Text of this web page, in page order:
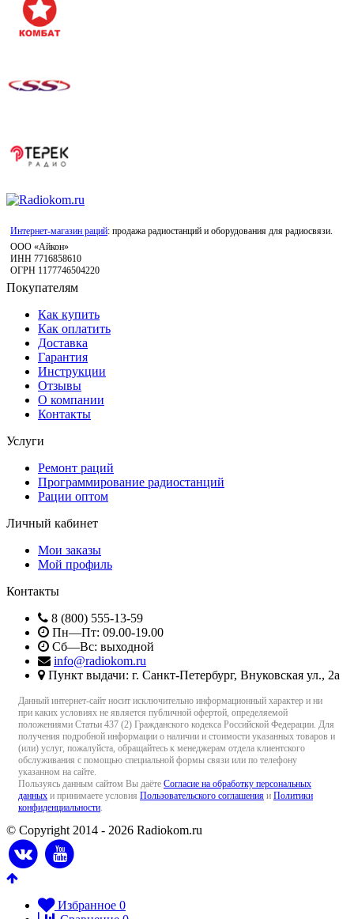
Интернет-магазин раций: продажа радиостанций и оборудования для радиосвязи.
ООО «Айкон»
ИНН 7716858610
ОГРН 1177746504220
Покупателям
Как купить
Как оплатить
Доставка
Гарантия
Инструкции
Отзывы
О компании
Контакты
Услуги
Ремонт раций
Программирование радиостанций
Рации оптом
Личный кабинет
Мои заказы
Мой профиль
Контакты
8 (800) 555-13-59
Пн—Пт: 09.00-19.00
Сб—Вс: выходной
info@radiokom.ru
Пункт выдачи: г. Санкт-Петербург, Внуковская ул., 2а
Данный интернет-сайт носит исключительно информационный характер и ни
при каких условиях не является публичной офертой, определяемой
положениями Статьи 437 (2) Гражданского кодекса Российской Федерации. Для
получения подробной информации о наличии и стоимости указанных товаров и
(или) услуг, пожалуйста, обращайтесь к менеджерам отдела клиентского
обслуживания с помощью специальной формы связи или по телефону
указанном на сайте.
Пользуясь данным сайтом Вы даёте Согласие на обработку персональных
данных и принимаете условия Пользовательского соглашения и Политики
конфиденциальности.
© Copyright 2014 - 2026 Radiokom.ru
Избранное 0